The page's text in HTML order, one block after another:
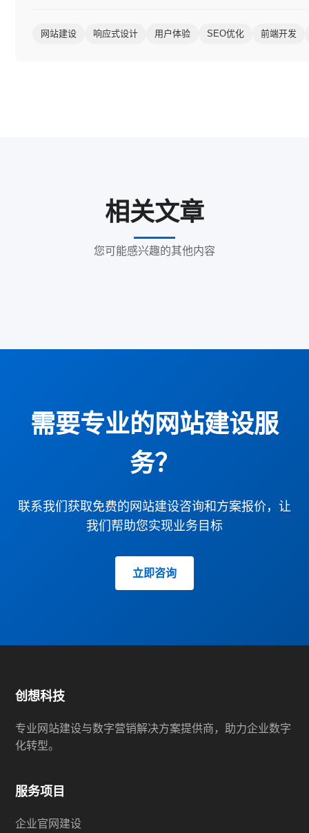
网站建设 响应式设计 用户体验 SEO优化 前端开发
相关文章
您可能感兴趣的其他内容
需要专业的网站建设服
务？
联系我们获取免费的网站建设咨询和方案报价，让
我们帮助您实现业务目标
立即咨询
创想科技
专业网站建设与数字营销解决方案提供商，助力企业数字
化转型。
服务项目
企业官网建设